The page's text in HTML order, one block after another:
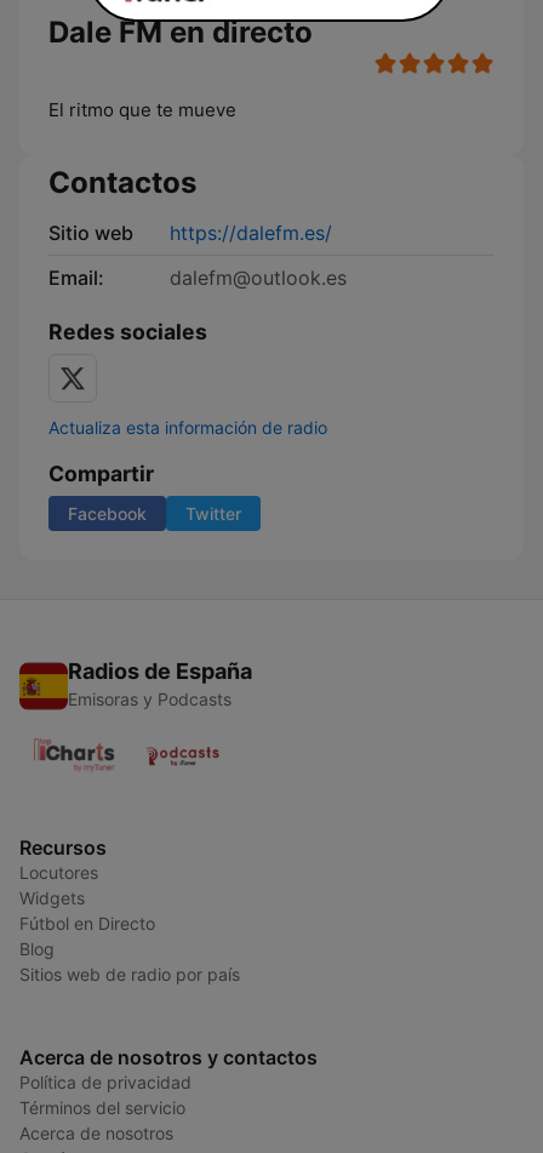
Dale FM en directo
El ritmo que te mueve
Contactos
Sitio web
https://dalefm.es/
Email:
dalefm@outlook.es
Redes sociales
Actualiza esta información de radio
Compartir
Facebook Twitter
Radios de España
Emisoras y Podcasts
Recursos
Locutores
Widgets
Fútbol en Directo
Blog
Sitios web de radio por país
Acerca de nosotros y contactos
Política de privacidad
Términos del servicio
Acerca de nosotros